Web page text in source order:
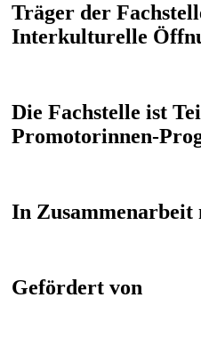
Träger der
Interkulturelle
Die Fachstelle ist
Promotorinnen-
In Zusammenarbeit
Gefördert von